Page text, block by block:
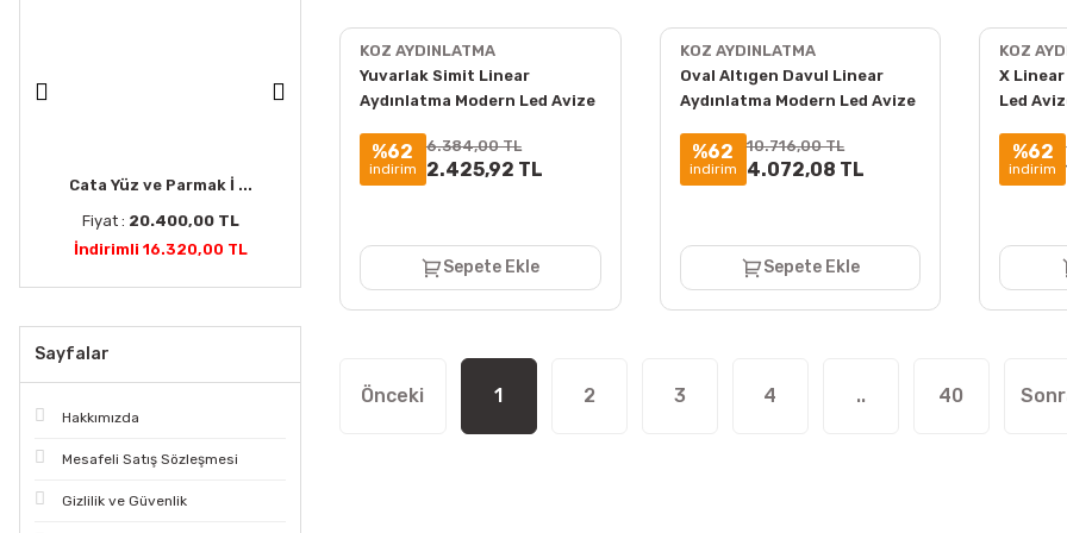
Cata Yüz ve Parmak İ ...
Fiyat : 20.400,00 TL
İndirimli 16.320,00 TL
Cata Sticker Screen ...
İndirimli 1.296,00 TL
Saçak Karma Işık Fla ...
İndirimli 1.755,60 TL
Saçak Karma Işık Fla ...
İndirimli 1.755,60 TL
Sayfalar
Hakkımızda
Mesafeli Satış Sözleşmesi
Gizlilik ve Güvenlik
KOZ AYDINLATMA
Yuvarlak Simit Linear
Aydınlatma Modern Led Avize
%62
indirim
6.384,00 TL
2.425,92 TL
Sepete Ekle
KOZ AYDINLATMA
Oval Altıgen Davul Linear
Aydınlatma Modern Led Avize
%62
indirim
10.716,00 TL
4.072,08 TL
Sepete Ekle
KOZ
X
Led
%62
indirim
1 2 3 4 .. 40